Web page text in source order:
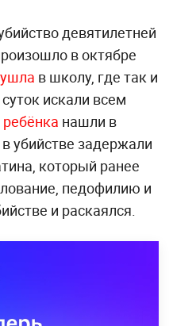
девятилетней
в октябре
ушла в школу, где так и
искали всем
ребёнка нашли в
убийстве задержали
который ранее
педофилию и
и раскаялся.